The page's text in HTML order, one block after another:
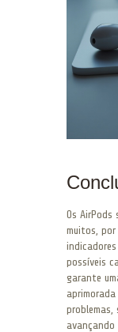
Os
muitos, por
possíveis
garante
problemas,
avançando